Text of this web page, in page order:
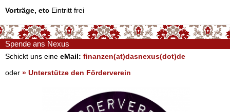
Vorträge, etc Eintritt frei
Spende ans Nexus
Schickt uns eine eMail: finanzen(at)dasnexus(dot)de
oder » Unterstütze den Förderverein